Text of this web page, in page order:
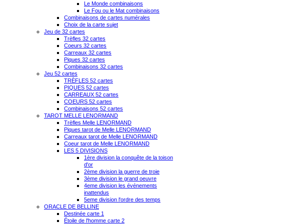
Le Monde combinaisons
Le Fou ou le Mat combinaisons
Combinaisons de cartes numérales
Choix de la carte sujet
Jeu de 32 cartes
Trèfles 32 cartes
Coeurs 32 cartes
Carreaux 32 cartes
Piques 32 cartes
Combinaisons 32 cartes
Jeu 52 cartes
TRÈFLES 52 cartes
PIQUES 52 cartes
CARREAUX 52 cartes
COEURS 52 cartes
Combinaisons 52 cartes
TAROT MELLE LENORMAND
Trèfles Melle LENORMAND
Piques tarot de Melle LENORMAND
Carreaux tarot de Melle LENORMAND
Coeur tarot de Melle LENORMAND
LES 5 DIVISIONS
1ère division la conquête de la toison
d'or
2ème division la guerre de troie
3ème division le grand oeuvre
4eme division les événements
inattendus
5eme division l'ordre des temps
ORACLE DE BELLINE
Destinée carte 1
Étoile de l'homme carte 2